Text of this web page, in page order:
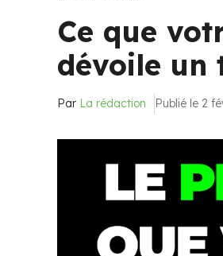
Ce que
dévoile un
Par La rédaction Publié le 2